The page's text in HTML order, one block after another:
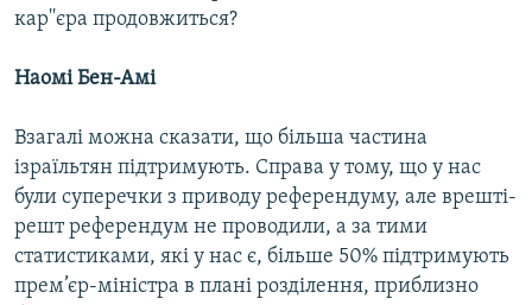
кар''єра продовжиться?
Наомі Бен-Амі
Взагалі можна сказати, що більша частина
ізраїльтян підтримують. Справа у тому, що у нас
були суперечки з приводу референдуму, але врешті-
решт референдум не проводили, а за тими
статистиками, які у нас є, більше 50% підтримують
прем’єр-міністра в плані розділення, приблизно